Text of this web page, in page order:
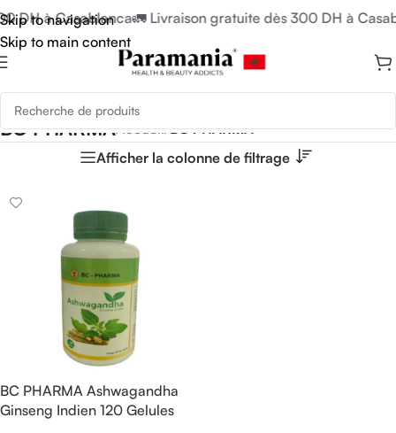
Skip to navigation
Skip to main content
DH à Casablanca🚛 Livraison gratuite dès 300 DH à
BC PHARMAAccueil/BC PHARMA
Afficher la colonne de filtrage
BC PHARMA Ashwagandha
Ginseng Indien 120 Gelules